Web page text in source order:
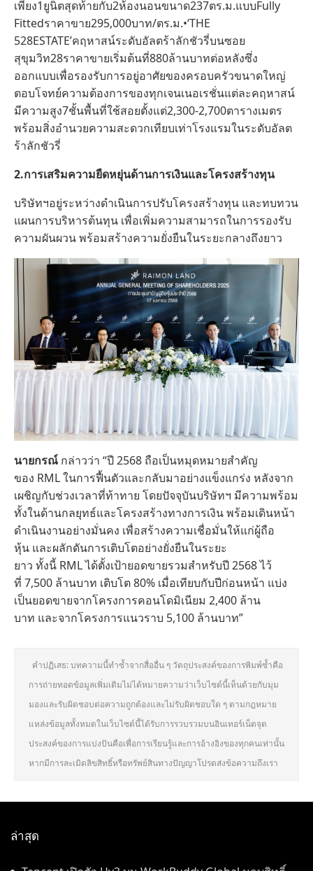
เพียง1ยูนิตสุดท้ายกับ2ห้องนอนขนาด237ตร.ม.แบบFully
Fittedราคาขาย295,000บาท/ตร.ม.•‘THE
528ESTATE’คฤหาสน์ระดับอัลตร้าลักชัวรี่บนซอย
สุขุมวิท28ราคาขายเริ่มต้นที่880ล้านบาทต่อหลังซึ่ง
ออกแบบเพื่อรองรับการอยู่อาศัยของครอบครัวขนาดใหญ่
ตอบโจทย์ความต้องการของทุกเจนเนอเรชั่นแต่ละคฤหาสน์
มีความสูง7ชั้นพื้นที่ใช้สอยตั้งแต่2,300-2,700ตารางเมตร
พร้อมสิ่งอำนวยความสะดวกเทียบเท่าโรงแรมในระดับอัลต
ร้าลักชัวรี่
2.การเสริมความยืดหยุ่นด้านการเงินและโครงสร้างทุน
บริษัทฯอยู่ระหว่างดำเนินการปรับโครงสร้างทุน และทบทวน
แผนการบริหารต้นทุน เพื่อเพิ่มความสามารถในการรองรับ
ความผันผวน พร้อมสร้างความยั่งยืนในระยะกลางถึงยาว
นายกรณ์ กล่าวว่า “ปี 2568 ถือเป็นหมุดหมายสำคัญ
ของ RML ในการฟื้นตัวและกลับมาอย่างแข็งแกร่ง หลังจาก
เผชิญกับช่วงเวลาที่ท้าทาย โดยปัจจุบันบริษัทฯ มีความพร้อม
ทั้งในด้านกลยุทธ์และโครงสร้างทางการเงิน พร้อมเดินหน้า
ดำเนินงานอย่างมั่นคง เพื่อสร้างความเชื่อมั่นให้แก่ผู้ถือ
หุ้น และผลักดันการเติบโตอย่างยั่งยืนในระยะ
ยาว ทั้งนี้ RML ได้ตั้งเป้ายอดขายรวมสำหรับปี 2568 ไว้
ที่ 7,500 ล้านบาท เติบโต 80% เมื่อเทียบกับปีก่อนหน้า แบ่ง
เป็นยอดขายจากโครงการคอนโดมิเนียม 2,400 ล้าน
บาท และจากโครงการแนวราบ 5,100 ล้านบาท”
คำปฏิเสธ: บทความนี้ทำซ้ำจากสื่ออื่น ๆ วัตถุประสงค์ของการพิมพ์ซ้ำคือ
การถ่ายทอดข้อมูลเพิ่มเติมไม่ได้หมายความว่าเว็บไซต์นี้เห็นด้วยกับมุม
มองและรับผิดชอบต่อความถูกต้องและไม่รับผิดชอบใด ๆ ตามกฎหมาย
แหล่งข้อมูลทั้งหมดในเว็บไซต์นี้ได้รับการรวบรวมบนอินเทอร์เน็ตจุด
ประสงค์ของการแบ่งปันคือเพื่อการเรียนรู้และการอ้างอิงของทุกคนเท่านั้น
หากมีการละเมิดลิขสิทธิ์หรือทรัพย์สินทางปัญญาโปรดส่งข้อความถึงเรา
ล่าสุด